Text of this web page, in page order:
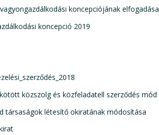
koncepciójának elfogadása
koncepció 2019
közszolg és közfeladatell szerződés mód
társaságok létesítő okiratának módosítása